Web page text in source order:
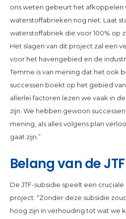
ons weten gebeurt het afkoppelen
waterstoffabrieken nog niet. Laat
waterstoffabriek die voor 100% op
Het slagen van dit project zal een
voor het havengebied en de
Temme is van mening dat het ook
successen boekt op het gebied
allerlei factoren lezen we vaak in
zijn. We hebben gewoon
mening, als alles volgens plan
gaat zijn.”
Belang van de
De JTF-subsidie speelt een
project. “Zonder deze subsidie
hoog zijn in verhouding tot wat we